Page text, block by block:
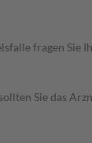
fragen
Sie das